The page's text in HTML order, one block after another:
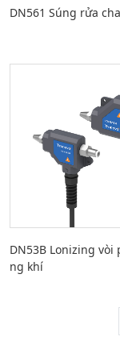
DN561 Súng rửa
DN53B Lonizing vòi
ng khí